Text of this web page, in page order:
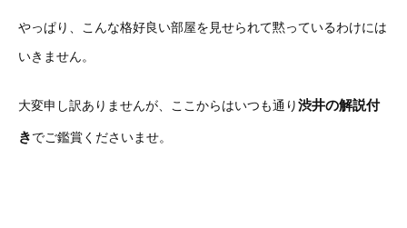
やっぱり、こんな格好良い部屋を見せられて黙っているわけには
いきません。
大変申し訳ありませんが、ここからはいつも通り渋井の解説付
きでご鑑賞くださいませ。